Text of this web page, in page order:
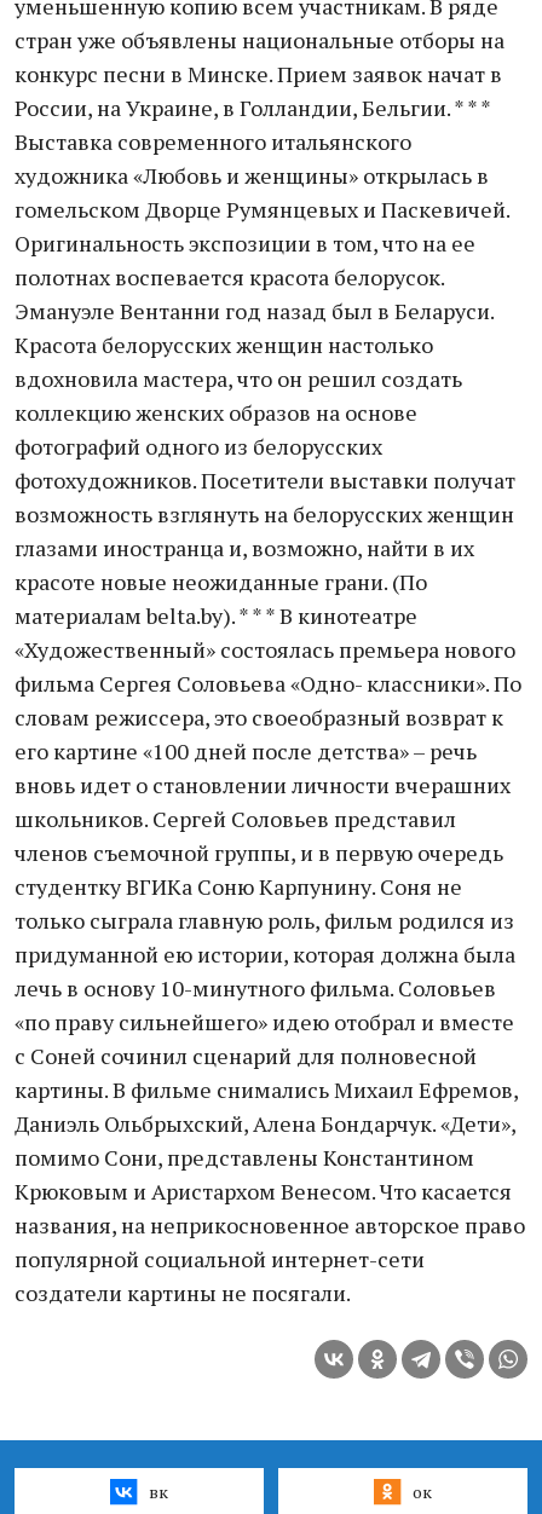
уменьшенную копию всем участникам. В ряде
стран уже объявлены национальные отборы на
конкурс песни в Минске. Прием заявок начат в
России, на Украине, в Голландии, Бельгии. * * *
Выставка современного итальянского
художника «Любовь и женщины» открылась в
гомельском Дворце Румянцевых и Паскевичей.
Оригинальность экспозиции в том, что на ее
полотнах воспевается красота белорусок.
Эмануэле Вентанни год назад был в Беларуси.
Красота белорусских женщин настолько
вдохновила мастера, что он решил создать
коллекцию женских образов на основе
фотографий одного из белорусских
фотохудожников. Посетители выставки получат
возможность взглянуть на белорусских женщин
глазами иностранца и, возможно, найти в их
красоте новые неожиданные грани. (По
материалам belta.by). * * * В кинотеатре
«Художественный» состоялась премьера нового
фильма Сергея Соловьева «Одно- классники». По
словам режиссера, это своеобразный возврат к
его картине «100 дней после детства» – речь
вновь идет о становлении личности вчерашних
школьников. Сергей Соловьев представил
членов съемочной группы, и в первую очередь
студентку ВГИКа Соню Карпунину. Соня не
только сыграла главную роль, фильм родился из
придуманной ею истории, которая должна была
лечь в основу 10-минутного фильма. Соловьев
«по праву сильнейшего» идею отобрал и вместе
с Соней сочинил сценарий для полновесной
картины. В фильме снимались Михаил Ефремов,
Даниэль Ольбрыхский, Алена Бондарчук. «Дети»,
помимо Сони, представлены Константином
Крюковым и Аристархом Венесом. Что касается
названия, на неприкосновенное авторское право
популярной социальной интернет-сети
создатели картины не посягали.
вк ок